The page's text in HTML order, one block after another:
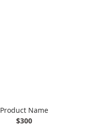
Product Name
$300